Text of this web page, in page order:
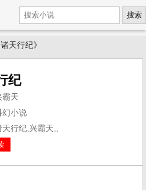
搜索
诸天行纪》
纪
霸天
幻小说
天行纪,兴霸天,,